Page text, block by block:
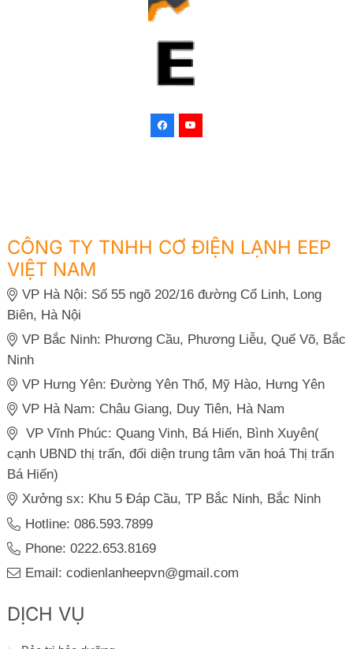
CÔNG TY TNHH CƠ ĐIỆN LẠNH EEP
VIỆT NAM
VP Hà Nội: Số 55 ngõ 202/16 đường Cổ Linh, Long
Biên, Hà Nội
VP Bắc Ninh: Phương Cầu, Phương Liễu, Quế Võ, Bắc
Ninh
VP Hưng Yên: Đường Yên Thổ, Mỹ Hào, Hưng Yên
VP Hà Nam: Châu Giang, Duy Tiên, Hà Nam
VP Vĩnh Phúc: Quang Vinh, Bá Hiến, Bình Xuyên(
cạnh UBND thị trấn, đối diện trung tâm văn hoá Thị trấn
Bá Hiến)
Xưởng sx: Khu 5 Đáp Cầu, TP Bắc Ninh, Bắc Ninh
Hotline: 086.593.7899
Phone: 0222.653.8169
Email: codienlanheepvn@gmail.com
DỊCH VỤ